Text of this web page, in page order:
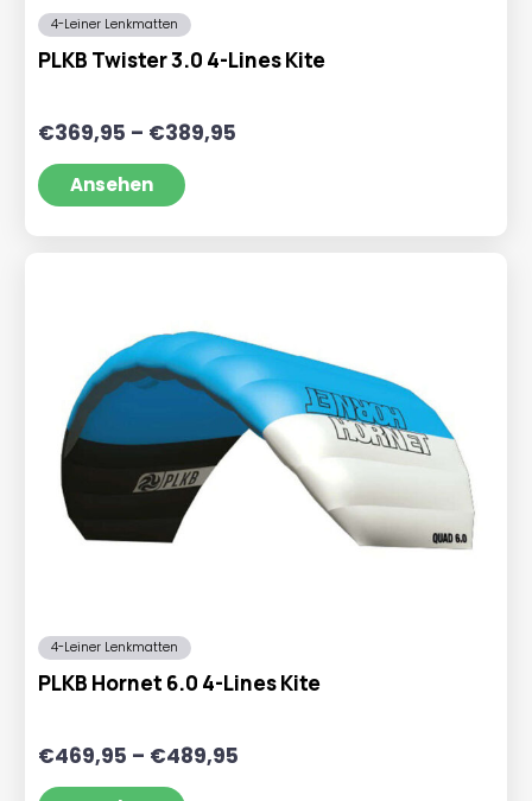
4-Leiner Lenkmatten
PLKB Twister 3.0 4-Lines Kite
€369,95 – €389,95Preisspanne:
Ansehen
4-Leiner Lenkmatten
PLKB Hornet 6.0 4-Lines Kite
€469,95 – €489,95Preisspanne: